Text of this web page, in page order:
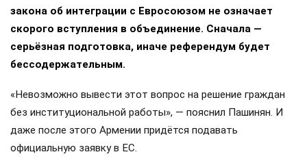
закона об интеграции с Евросоюзом не означает
скорого вступления в объединение. Сначала —
серьёзная подготовка, иначе референдум будет
бессодержательным.
«Невозможно вывести этот вопрос на решение граждан
без институциональной работы», — пояснил Пашинян. И
даже после этого Армении придётся подавать
официальную заявку в ЕС.